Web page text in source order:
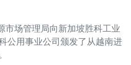
市场管理局向新加坡胜科工业
公用事业公司颁发了从越南进